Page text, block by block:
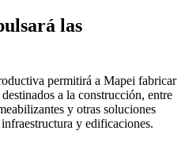
las
permitirá a Mapei fabricar
a la construcción, entre
y otras soluciones
y edificaciones.